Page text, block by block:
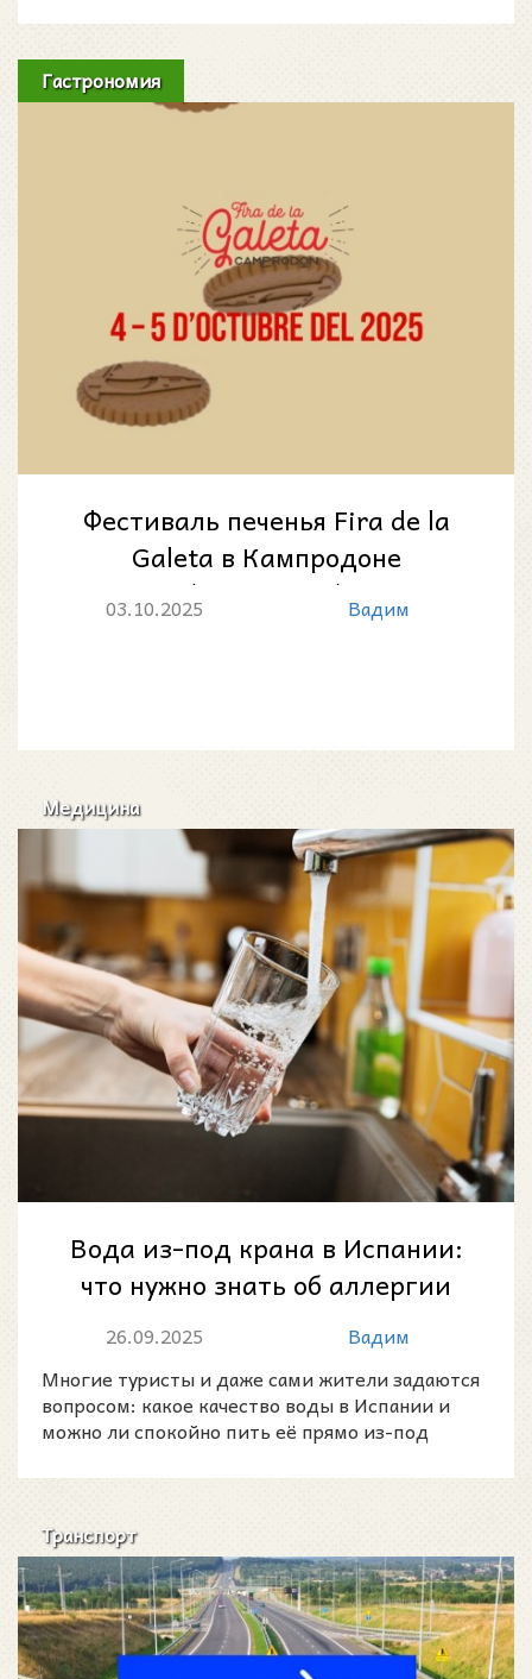
рынком (mercado artesanal), уличными спектаклями,
музыкой и атмосферой праздника. Для
путешественников, которые думают, куда поехать в
Гастрономия
Фестиваль печенья Fira de la
Galeta в Кампродоне
(Каталония)
03.10.2025 Вадим
Медицина
Вода из-под крана в Испании:
что нужно знать об аллергии
26.09.2025
Вадим
Многие туристы и даже сами жители задаются
вопросом: какое качество воды в Испании и
можно ли спокойно пить её прямо из-под
Транспорт